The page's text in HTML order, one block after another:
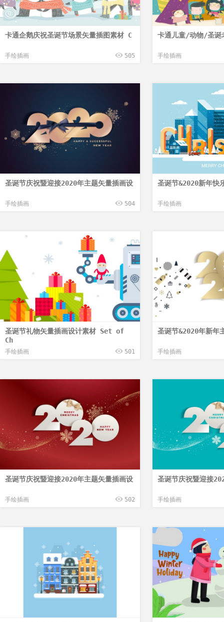
卡通企鹅庆祝圣诞节场景矢量插图素材 C
手绘插画 505
卡通儿童/动物/圣诞
手绘插画
圣诞节庆祝暨迎接2020年主题矢量插画设
手绘插画 504
圣诞节&2020新年快
手绘插画
圣诞节礼物矢量插画设计素材 Set of
Ch
手绘插画 501
圣诞节&2020年新年
手绘插画
圣诞节庆祝暨迎接2020年主题矢量插画设
手绘插画 502
圣诞节庆祝暨迎接
手绘插画